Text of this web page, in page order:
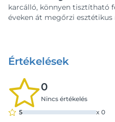
karcálló, könnyen tisztítható
éveken át megőrzi esztétikus
Értékelések
0
Nincs értékelés
5
x 0